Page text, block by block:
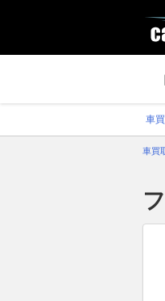
車
車買